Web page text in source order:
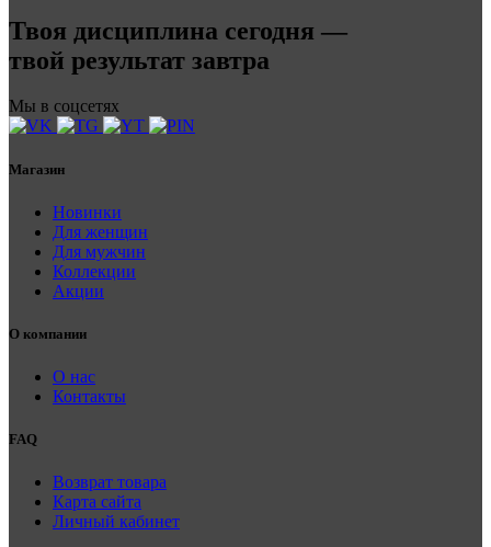
Твоя дисциплина сегодня —
твой результат завтра
Мы в соцсетях
Магазин
Новинки
Для женщин
Для мужчин
Коллекции
Акции
О компании
О нас
Контакты
FAQ
Возврат товара
Карта сайта
Личный кабинет